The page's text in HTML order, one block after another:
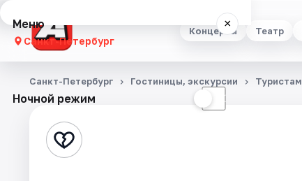
Концерты Театр
Меню ×
Санкт-Петербург
Концерты
Стендап
Ночной режим ☾
Санкт-Петербург Гостиницы, экскурсии Туристам